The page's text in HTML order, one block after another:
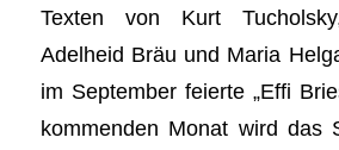
Texten von Kurt
Adelheid Bräu und Maria
im September feierte „Efﬁ
kommenden Monat wird das